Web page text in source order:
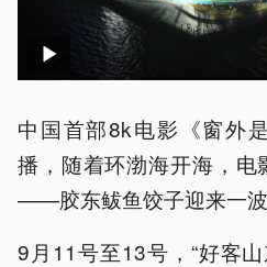
中国首部8k电影《窗外
播，随着环渤海开海，电
——胶东鲅鱼饺子迎来一波
9月11号至13号，“好客